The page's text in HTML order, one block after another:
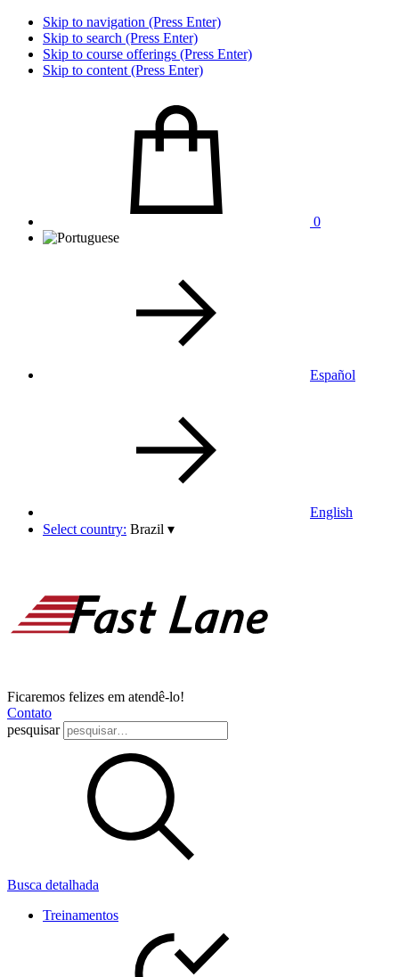
Skip to navigation (Press Enter)
Skip to search (Press Enter)
Skip to course offerings (Press Enter)
Skip to content (Press Enter)
0
Español
English
Select country: Brazil ▾
Ficaremos felizes em atendê-lo!
Contato
pesquisar
Busca detalhada
Treinamentos